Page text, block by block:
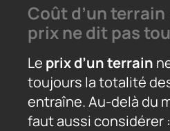
Coût d’un terrain
prix ne dit pas
Le prix d’un terrain
toujours la totalité
entraîne. Au-delà du
faut aussi considérer :